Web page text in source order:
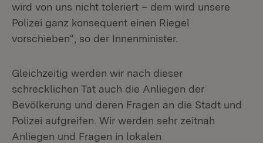
wird von uns nicht toleriert – dem wird unsere
Polizei ganz konsequent einen Riegel
vorschieben“, so der Innenminister.
Gleichzeitig werden wir nach dieser
schrecklichen Tat auch die Anliegen der
Bevölkerung und deren Fragen an die Stadt und
Polizei aufgreifen. Wir werden sehr zeitnah
Anliegen und Fragen in lokalen